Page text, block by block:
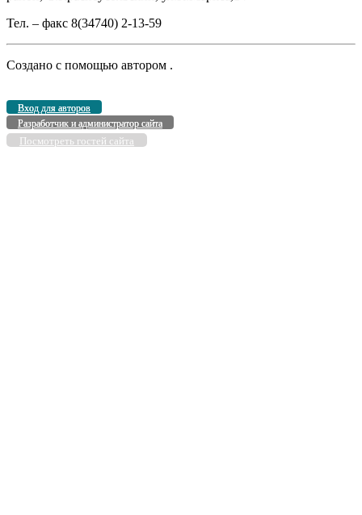
Тел. – факс 8(34740) 2-13-59
Создано с помощью автором .
Вход для авторов
Разработчик и администратор сайта
Посмотреть гостей сайта